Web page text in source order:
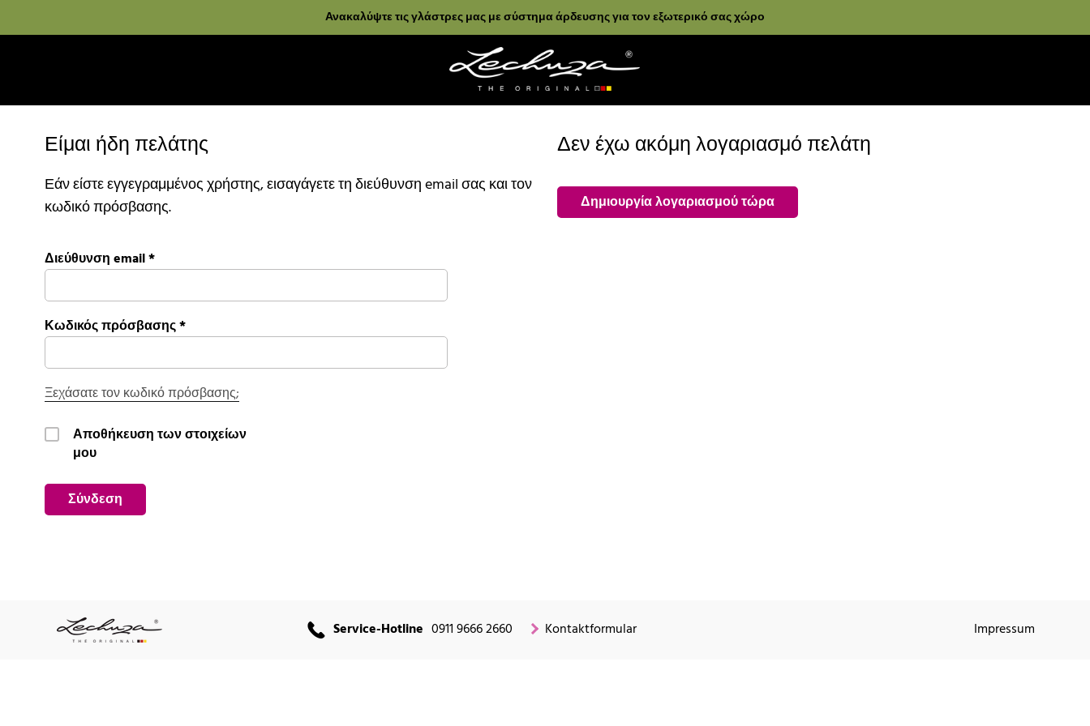
Ανακαλύψτε τις γλάστρες μας με σύστημα άρδευσης για τον εξωτερικό σας χώρο
Είμαι ήδη πελάτης
Εάν είστε εγγεγραμμένος χρήστης, εισαγάγετε τη διεύθυνση email σας και τον
κωδικό πρόσβασης.
Διεύθυνση email*
Κωδικός πρόσβασης*
Ξεχάσατε τον κωδικό πρόσβασης;
Αποθήκευση των στοιχείων
μου
Σύνδεση
Δεν έχω ακόμη λογαριασμό πελάτη
Δημιουργία λογαριασμού τώρα
Service-Hotline 0911 9666 2660 Kontaktformular Impressum